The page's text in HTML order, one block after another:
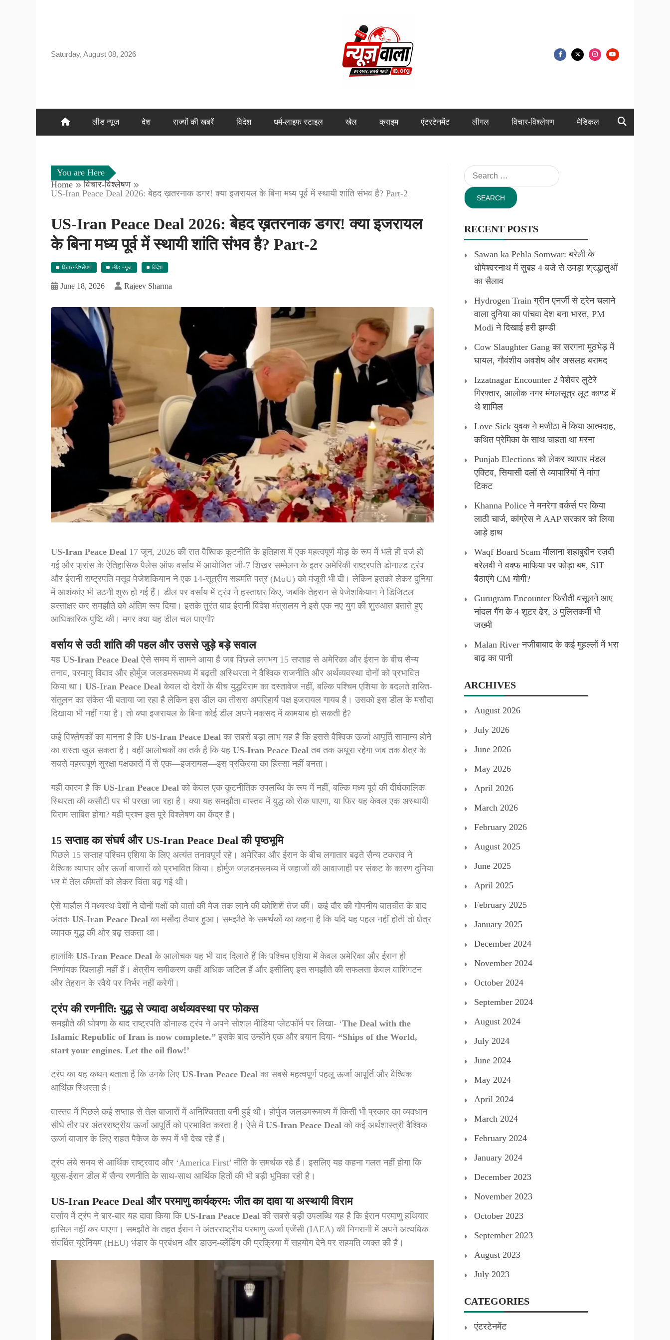
Saturday, August 08, 2026
लीड न्यूज देश राज्यों की खबरें विदेश धर्म-लाइफ स्टाइल खेल क्राइम एंटरटेनमेंट लीगल विचार-विश्लेषण मेडिकल
You are Here
Home
विचार-विश्लेषण
US-Iran Peace Deal 2026: बेहद ख़तरनाक डगर! क्या इजरायल के बिना मध्य पूर्व में स्थायी शांति संभव है? Part-2
US-Iran Peace Deal 2026: बेहद ख़तरनाक डगर! क्या इजरायल
के बिना मध्य पूर्व में स्थायी शांति संभव है? Part-2
विचार-विश्लेषण लीड न्यूज विदेश
June 18, 2026 Rajeev Sharma
US-Iran Peace Deal 17 जून, 2026 की रात वैश्विक कूटनीति के इतिहास में एक महत्वपूर्ण मोड़ के रूप में भले ही दर्ज हो
गई और फ्रांस के ऐतिहासिक पैलेस ऑफ वर्साय में आयोजित जी-7 शिखर सम्मेलन के इतर अमेरिकी राष्ट्रपति डोनाल्ड ट्रंप
और ईरानी राष्ट्रपति मसूद पेजेशकियान ने एक 14-सूत्रीय सहमति पत्र (MoU) को मंजूरी भी दी। लेकिन इसको लेकर दुनिया
में आशंकांए भी उठनी शुरू हो गई हैं। डील पर वर्साय में ट्रंप ने हस्ताक्षर किए, जबकि तेहरान से पेजेशकियान ने डिजिटल
हस्ताक्षर कर समझौते को अंतिम रूप दिया। इसके तुरंत बाद ईरानी विदेश मंत्रालय ने इसे एक नए युग की शुरुआत बताते हुए
आधिकारिक पुष्टि की। मगर क्या यह डील चल पाएगी?
वर्साय से उठी शांति की पहल और उससे जुड़े बड़े सवाल
यह US-Iran Peace Deal ऐसे समय में सामने आया है जब पिछले लगभग 15 सप्ताह से अमेरिका और ईरान के बीच सैन्य
तनाव, परमाणु विवाद और होर्मुज जलडमरूमध्य में बढ़ती अस्थिरता ने वैश्विक राजनीति और अर्थव्यवस्था दोनों को प्रभावित
किया था। US-Iran Peace Deal केवल दो देशों के बीच युद्धविराम का दस्तावेज नहीं, बल्कि पश्चिम एशिया के बदलते शक्ति-
संतुलन का संकेत भी बताया जा रहा है लेकिन इस डील का तीसरा अपरिहार्य पक्ष इजरायल गायब है। उसको इस डील के मसौदा
दिखाया भी नहीं गया है। तो क्या इजरायल के बिना कोई डील अपने मकसद में कामयाब हो सकती है?
कई विश्लेषकों का मानना है कि US-Iran Peace Deal का सबसे बड़ा लाभ यह है कि इससे वैश्विक ऊर्जा आपूर्ति सामान्य होने
का रास्ता खुल सकता है। वहीं आलोचकों का तर्क है कि यह US-Iran Peace Deal तब तक अधूरा रहेगा जब तक क्षेत्र के
सबसे महत्वपूर्ण सुरक्षा पक्षकारों में से एक—इजरायल—इस प्रक्रिया का हिस्सा नहीं बनता।
यही कारण है कि US-Iran Peace Deal को केवल एक कूटनीतिक उपलब्धि के रूप में नहीं, बल्कि मध्य पूर्व की दीर्घकालिक
स्थिरता की कसौटी पर भी परखा जा रहा है। क्या यह समझौता वास्तव में युद्ध को रोक पाएगा, या फिर यह केवल एक अस्थायी
विराम साबित होगा? यही प्रश्न इस पूरे विश्लेषण का केंद्र है।
15 सप्ताह का संघर्ष और US-Iran Peace Deal की पृष्ठभूमि
पिछले 15 सप्ताह पश्चिम एशिया के लिए अत्यंत तनावपूर्ण रहे। अमेरिका और ईरान के बीच लगातार बढ़ते सैन्य टकराव ने
वैश्विक व्यापार और ऊर्जा बाजारों को प्रभावित किया। होर्मुज जलडमरूमध्य में जहाजों की आवाजाही पर संकट के कारण दुनिया
भर में तेल कीमतों को लेकर चिंता बढ़ गई थी।
ऐसे माहौल में मध्यस्थ देशों ने दोनों पक्षों को वार्ता की मेज तक लाने की कोशिशें तेज कीं। कई दौर की गोपनीय बातचीत के बाद
अंततः US-Iran Peace Deal का मसौदा तैयार हुआ। समझौते के समर्थकों का कहना है कि यदि यह पहल नहीं होती तो क्षेत्र
व्यापक युद्ध की ओर बढ़ सकता था।
हालांकि US-Iran Peace Deal के आलोचक यह भी याद दिलाते हैं कि पश्चिम एशिया में केवल अमेरिका और ईरान ही
निर्णायक खिलाड़ी नहीं हैं। क्षेत्रीय समीकरण कहीं अधिक जटिल हैं और इसीलिए इस समझौते की सफलता केवल वाशिंगटन
और तेहरान के रवैये पर निर्भर नहीं करेगी।
ट्रंप की रणनीति: युद्ध से ज्यादा अर्थव्यवस्था पर फोकस
समझौते की घोषणा के बाद राष्ट्रपति डोनाल्ड ट्रंप ने अपने सोशल मीडिया प्लेटफॉर्म पर लिखा- ‘The Deal with the
Islamic Republic of Iran is now complete.”इसके बाद उन्होंने एक और बयान दिया- “Ships of the World,
start your engines. Let the oil flow!’
ट्रंप का यह कथन बताता है कि उनके लिए US-Iran Peace Deal का सबसे महत्वपूर्ण पहलू ऊर्जा आपूर्ति और वैश्विक
आर्थिक स्थिरता है।
वास्तव में पिछले कई सप्ताह से तेल बाजारों में अनिश्चितता बनी हुई थी। होर्मुज जलडमरूमध्य में किसी भी प्रकार का व्यवधान
सीधे तौर पर अंतरराष्ट्रीय ऊर्जा आपूर्ति को प्रभावित करता है। ऐसे में US-Iran Peace Deal को कई अर्थशास्त्री वैश्विक
ऊर्जा बाजार के लिए राहत पैकेज के रूप में भी देख रहे हैं।
ट्रंप लंबे समय से आर्थिक राष्ट्रवाद और ‘America First’ नीति के समर्थक रहे हैं। इसलिए यह कहना गलत नहीं होगा कि
यूएस-ईरान डील में सैन्य रणनीति के साथ-साथ आर्थिक हितों की भी बड़ी भूमिका रही है।
US-Iran Peace Deal और परमाणु कार्यक्रम: जीत का दावा या अस्थायी विराम
वर्साय में ट्रंप ने बार-बार यह दावा किया कि US-Iran Peace Deal की सबसे बड़ी उपलब्धि यह है कि ईरान परमाणु हथियार
हासिल नहीं कर पाएगा। समझौते के तहत ईरान ने अंतरराष्ट्रीय परमाणु ऊर्जा एजेंसी (IAEA) की निगरानी में अपने अत्यधिक
संवर्धित यूरेनियम (HEU) भंडार के प्रबंधन और डाउन-ब्लेंडिंग की प्रक्रिया में सहयोग देने पर सहमति व्यक्त की है।
Search
for:
RECENT POSTS
Sawan ka Pehla Somwar: बरेली के
धोपेश्वरनाथ में सुबह 4 बजे से उमड़ा श्रद्धालुओं
का सैलाव
Hydrogen Train ग्रीन एनर्जी से ट्रेन चलाने
वाला दुनिया का पांचवा देश बना भारत, PM
Modi ने दिखाई हरी झण्डी
Cow Slaughter Gang का सरगना मुठभेड़ में
घायल, गौवंशीय अवशेष और असलह बरामद
Izzatnagar Encounter 2 पेशेवर लुटेरे
गिरफ्तार, आलोक नगर मंगलसूत्र लूट काण्‍ड में
थे शामिल
Love Sick युवक ने मजीठा में किया आत्मदाह,
कथित प्रेमिका के साथ चाहता था मरना
Punjab Elections को लेकर व्यापार मंडल
एक्टिव, सियासी दलों से व्यापारियों ने मांगा
टिकट
Khanna Police ने मनरेगा वर्कर्स पर किया
लाठी चार्ज, कांग्रेस ने AAP सरकार को लिया
आड़े हाथ
Waqf Board Scam मौलाना शहाबुद्दीन रज़वी
बरेलवी ने वक्फ माफिया पर फोड़ा बम, SIT
बैठाएंगे CM योगी?
Gurugram Encounter फिरौती वसूलने आए
नांदल गैंग के 4 शूटर ढेर, 3 पुलिसकर्मी भी
जख्मी
Malan River नजीबाबाद के कई मुहल्लों में भरा
बाढ़ का पानी
ARCHIVES
August 2026
July 2026
June 2026
May 2026
April 2026
March 2026
February 2026
August 2025
June 2025
April 2025
February 2025
January 2025
December 2024
November 2024
October 2024
September 2024
August 2024
July 2024
June 2024
May 2024
April 2024
March 2024
February 2024
January 2024
December 2023
November 2023
October 2023
September 2023
August 2023
July 2023
CATEGORIES
एंटरटेनमेंट